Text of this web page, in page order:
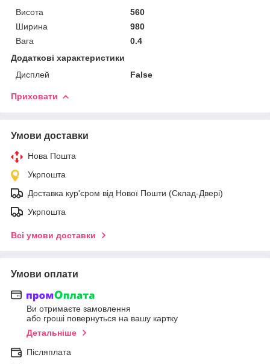
Висота
560
Ширина
980
Вага
0.4
Додаткові характеристики
Дисплей
False
Приховати
Умови доставки
Нова Пошта
Укрпошта
Доставка кур'єром від Нової Пошти (Склад-Двері)
Укрпошта
Всі умови доставки
Умови оплати
Ви отримаєте замовлення
або гроші повернуться на вашу картку
Детальніше
Післяплата